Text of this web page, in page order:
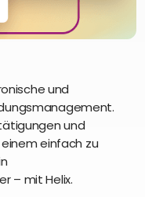
und
und
einfach zu
– mit Helix.